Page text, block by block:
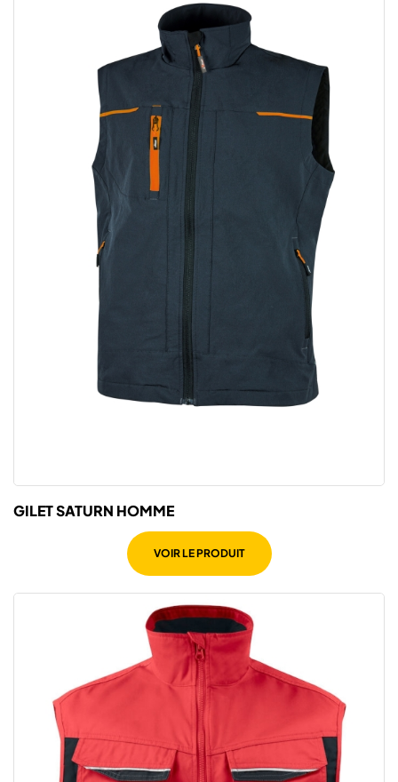
GILET SATURN HOMME
VOIR LE PRODUIT